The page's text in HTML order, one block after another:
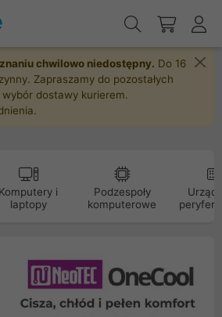
chwilowo niedostępny. Do 16
Zapraszamy do pozostałych
dostawy kurierem.
Komputery i
laptopy
Podzespoły
komputerowe